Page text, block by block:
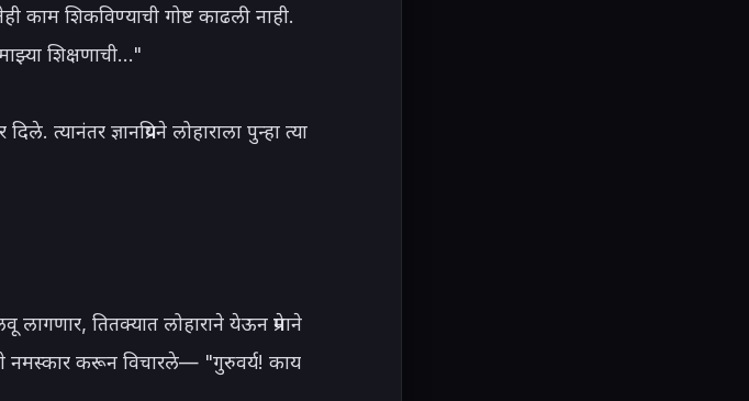
काम शिकविण्याची गोष्ट काढली नाही.
शिक्षणाची..."
त्यानंतर ज्ञानप्रियने लोहाराला पुन्हा त्या
लागणार, तितक्यात लोहाराने येऊन प्रेमाने
नमस्कार करून विचारले— "गुरुवर्य! काय